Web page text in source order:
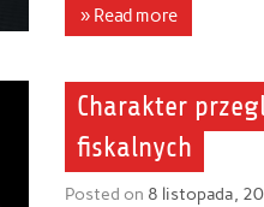
» Read more
Charakter
fiskalnych
Posted on 8 listopada,